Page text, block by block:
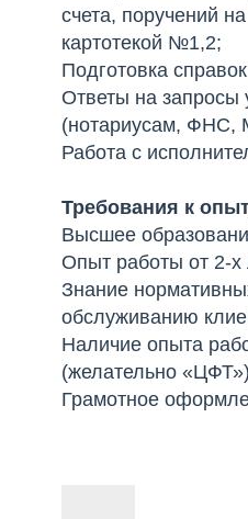
счета, поручений
картотекой №1,2;
Подготовка
Ответы на запросы
(нотариусам, ФНС,
Работа с
Требования к
Высшее
Опыт работы от 2-х
Знание
обслуживанию
Наличие опыта
(желательно
Грамотное